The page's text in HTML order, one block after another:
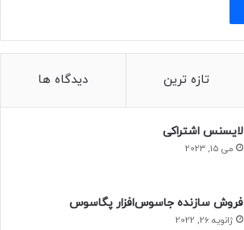
تازه ترین دیدگاه ها
لایسنس اشتراکی
می 15, 2023
فروش سازنده جاسوس‌افزار پگاسوس
ژانویه 26, 2022